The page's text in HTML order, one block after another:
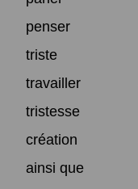
penser
triste
travailler
tristesse
création
ainsi que